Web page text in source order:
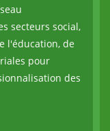
secteurs social,
l'éducation, de
pour
des